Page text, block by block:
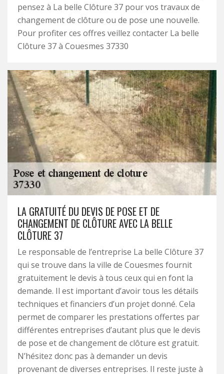
pensez à La belle Clôture 37 pour vos travaux de
changement de clôture ou de pose une nouvelle.
Pour profiter ces offres veillez contacter La belle
Clôture 37 à Couesmes 37330
LA GRATUITÉ DU DEVIS DE POSE ET DE
CHANGEMENT DE CLÔTURE AVEC LA BELLE
CLÔTURE 37
Le responsable de l’entreprise La belle Clôture 37
qui se trouve dans la ville de Couesmes fournit
gratuitement le devis à tous ceux qui en font la
demande. Il est important d’avoir tous les détails
techniques et financiers d’un projet donné. Cela
permet de comparer les prestations offertes par
différentes entreprises d’autant plus que le devis
de pose et de changement de clôture est gratuit.
N’hésitez donc pas à demander un devis
provenant de diverses entreprises. Il reste juste à